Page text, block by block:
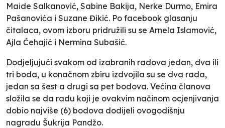
Maide Salkanović, Sabine Bakija, Nerke Durmo, Emira
Pašanovića i Suzane Đikić. Po facebook glasanju
čitalaca, ovom izboru pridružili su se Arnela Islamović,
Ajla Ćehajić i Nermina Subašić.
Dodjeljujući svakom od izabranih radova jedan, dva ili
tri boda, u konačnom zbiru izdvojila su se dva rada,
jedan sa šest a drugi sa pet bodova. Većina članova
složila se da radu koji je ovakvim načinom ocjenjivanja
dobio najviše (6) bodova dodijeli ovogodišnju
nagradu Šukrija Pandžo.